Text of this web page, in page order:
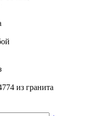
из гранита